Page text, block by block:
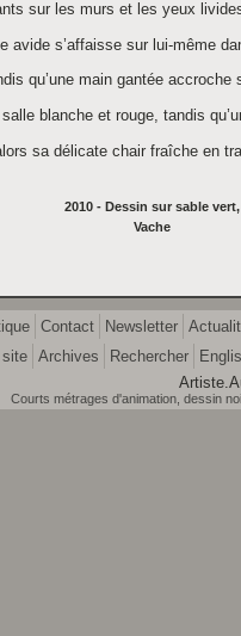
sur les murs et les yeux
avide s’affaisse sur lui-même
qu’une main gantée
blanche et rouge, tandis
sa délicate chair fraîche en
2010 - Dessin sur sable vert,
Vache
Contact Newsletter
site Archives Rechercher
Courts métrages d'animation, dessin